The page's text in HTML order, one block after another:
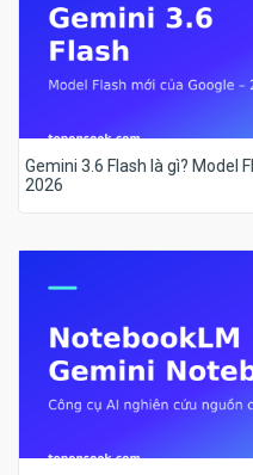
Gemini 3.6 Flash là gì? Model
2026